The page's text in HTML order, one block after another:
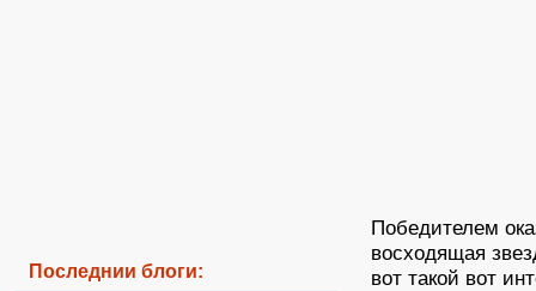
Последнии блоги:
Победителем
восходящая
вот такой вот